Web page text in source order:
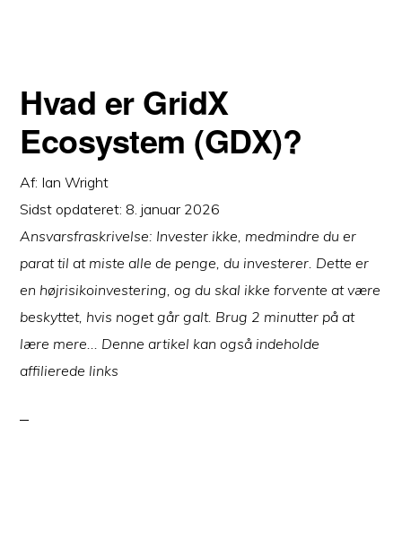
Hvad er GridX
Ecosystem (GDX)?
Af: Ian Wright
Sidst opdateret: 8. januar 2026
Ansvarsfraskrivelse: Invester ikke, medmindre du er
parat til at miste alle de penge, du investerer. Dette er
en højrisikoinvestering, og du skal ikke forvente at være
beskyttet, hvis noget går galt. Brug 2 minutter på at
lære mere... Denne artikel kan også indeholde
affilierede links